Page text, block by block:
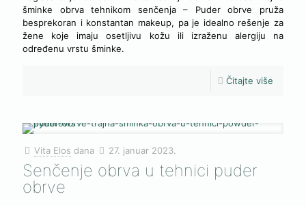
šminke obrva tehnikom senčenja – Puder obrve pruža
besprekoran i konstantan makeup, pa je idealno rešenje za
žene koje imaju osetljivu kožu ili izraženu alergiju na
određenu vrstu šminke.
Čitajte više
Vita Elos dana 27. januar 2023.
Senčenje obrva u tehnici puder
obrve